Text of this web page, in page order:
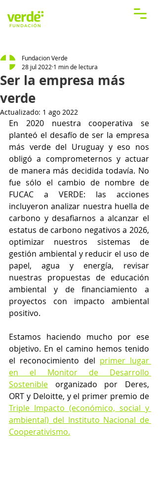
Ser la empresa más
verde
Fundacion Verde
28 jul 2022 1 min de lectura
Actualizado: 1 ago 2022
En 2020 nuestra cooperativa se
planteó el desafío de ser la empresa
más verde del Uruguay y eso nos
obligó a comprometernos y actuar
de manera más decidida todavía. No
fue sólo el cambio de nombre de
FUCAC a VERDE: las acciones
incluyeron analizar nuestra huella de
carbono y desafiarnos a alcanzar el
estatus de carbono negativos a 2026,
optimizar nuestros sistemas de
gestión ambiental y reducir el uso de
papel, agua y energía, revisar
nuestras propuestas de educación
ambiental y de financiamiento a
proyectos con impacto ambiental
positivo.
Estamos haciendo mucho por ese
objetivo. En el camino hemos tenido
el reconocimiento del primer lugar
en el Monitor de Desarrollo
Sostenible organizado por Deres,
Triple Impacto (económico, social y
ambiental) del Instituto Nacional de
Cooperativismo.